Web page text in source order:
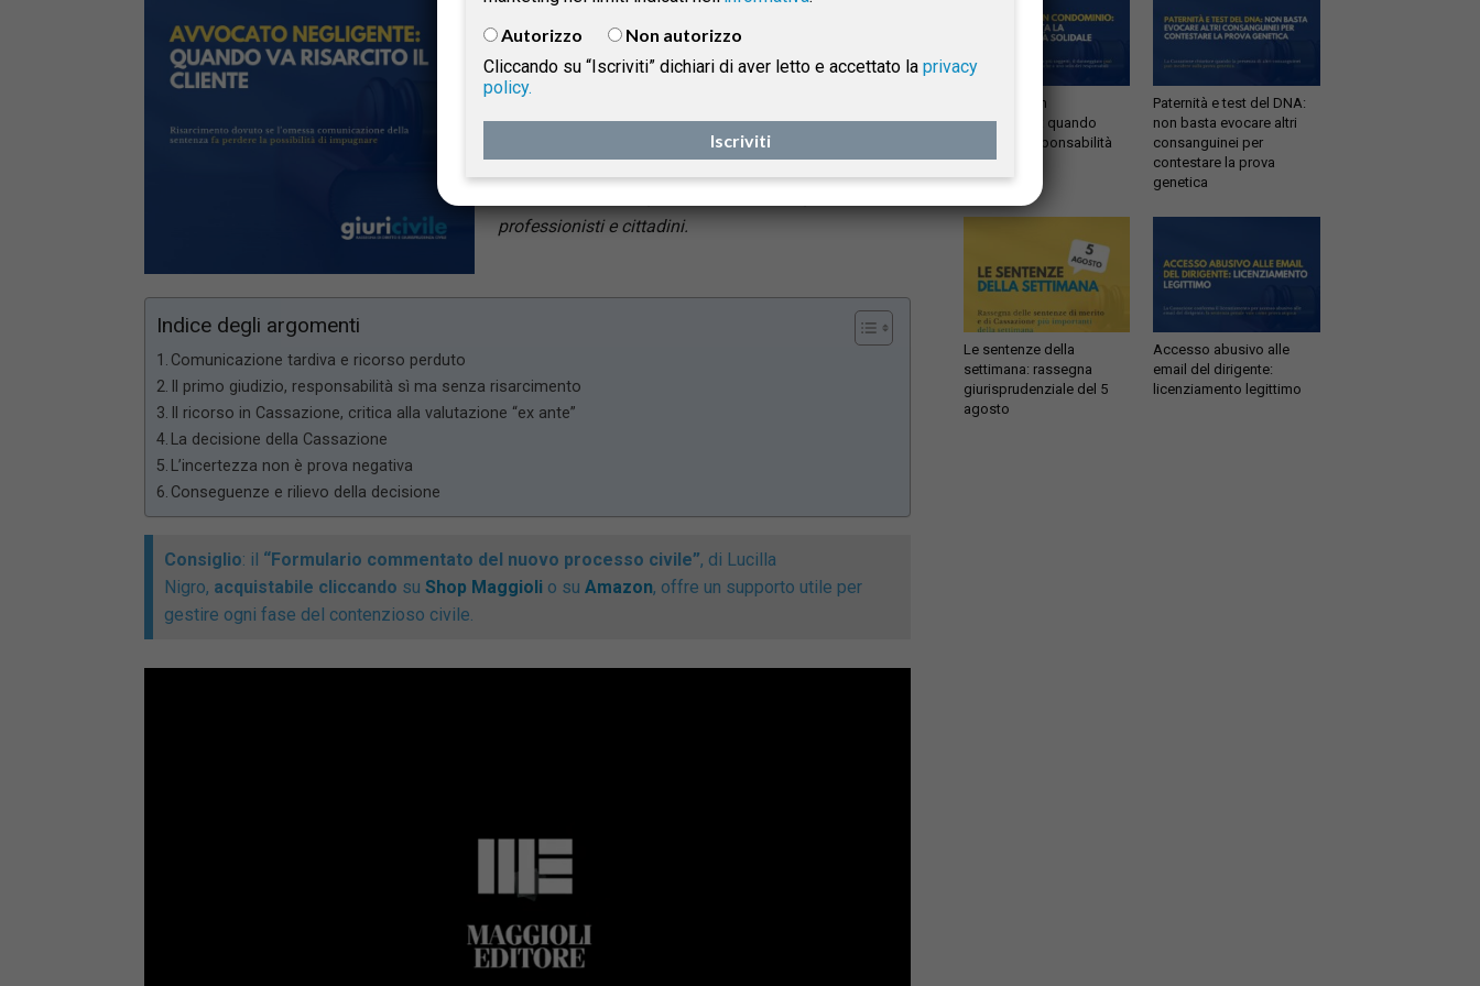
tema diresponsabilità professionale dell’avvocato e
danno derivante dalla perdita della possibilità di
ridefinisce i criteri per valutare il nesso causale tra
condotta del difensore e pregiudizio subito dal
professionisti e cittadini.
Indice degli argomenti
Comunicazione tardiva e ricorso perduto
Il primo giudizio, responsabilità sì ma senza risarcimento
Il ricorso in Cassazione, critica alla valutazione “ex ante”
La decisione della Cassazione
L’incertezza non è prova negativa
Conseguenze e rilievo della decisione
Consiglio: il “Formulario commentato del nuovo processo civile”, di Lucilla
Nigro, acquistabile cliccando su Shop Maggioli o su Amazon, offre un supporto utile per
gestire ogni fase del contenzioso civile.
Infiltrazioni in
condominio: quando
scatta la responsabilità
solidale
Paternità e test del DNA:
non basta evocare altri
consanguinei per
contestare la prova
genetica
Le sentenze della
settimana: rassegna
giurisprudenziale del 5
agosto
Accesso abusivo alle
email del dirigente:
licenziamento legittimo
Autorizzo
Non autorizzo
Cliccando su “Iscriviti” dichiari di aver letto e accettato la privacy
policy.
Iscriviti